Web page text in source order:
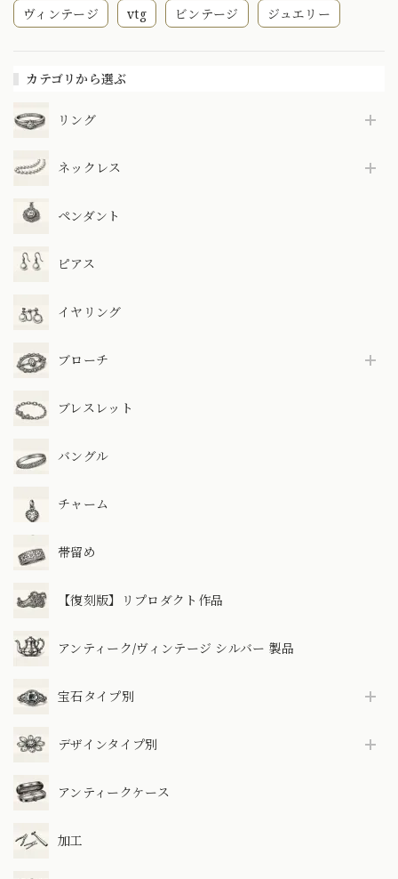
ヴィンテージ vtg ビンテージ ジュエリー
カテゴリから選ぶ
リング
ネックレス
ペンダント
ピアス
イヤリング
ブローチ
ブレスレット
バングル
チャーム
帯留め
【復刻版】リプロダクト作品
アンティーク/ヴィンテージ シルバー 製品
宝石タイプ別
デザインタイプ別
アンティークケース
加工